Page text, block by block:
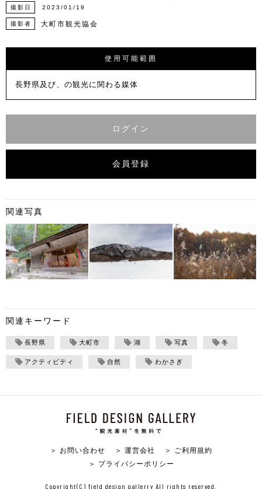
撮影日 2023/01/19
撮影者 大町市観光協会
使用可能範囲
長野県及び、の観光に関わる媒体
ログイン
会員登録
関連写真
関連キーワード
長野県 大町市 湖 写真 冬
アクティビティ 自然 わかさぎ
＞ お問い合わせ ＞ 運営会社
＞ ご利用規約
＞ プライバシーポリシー
Copyright(C) field design gallerry All rights reserved.